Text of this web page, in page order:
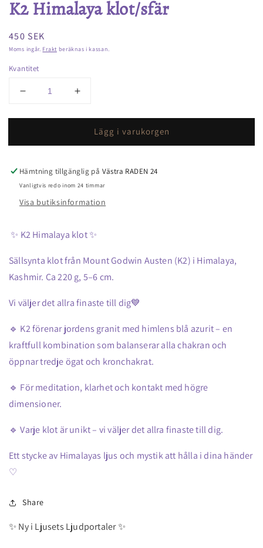
K2 Himalaya klot/sfär
Ordinarie
pris
450 SEK
Moms ingår. Frakt beräknas i kassan.
Kvantitet
Minska
för
Himalaya
Öka
för
Himalaya
Lägg i varukorgen
Hämtning tillgänglig på Västra RADEN 24
Vanligtvis redo inom 24 timmar
Visa butiksinformation
✨ K2 Himalaya klot ✨
Sällsynta klot från Mount Godwin Austen (K2) i Himalaya,
Kashmir. Ca 220 g, 5–6 cm.
Vi väljer det allra finaste till dig💙
🔹 K2 förenar jordens granit med himlens blå azurit – en
kraftfull kombination som balanserar alla chakran och
öppnar tredje ögat och kronchakrat.
🔹 För meditation, klarhet och kontakt med högre
dimensioner.
🔹 Varje klot är unikt – vi väljer det allra finaste till dig.
Ett stycke av Himalayas ljus och mystik att hålla i dina händer
♡
Share
✨ Ny i Ljusets Ljudportaler ✨